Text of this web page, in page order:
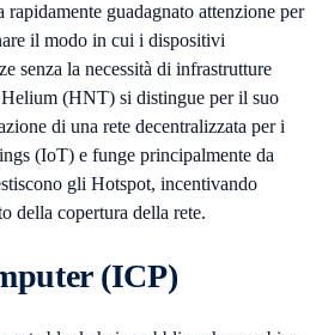
rapidamente guadagnato attenzione per
il modo in cui i dispositivi
senza la necessità di infrastrutture
(HNT) si distingue per il suo
di una rete decentralizzata per i
(IoT) e funge principalmente da
gli Hotspot, incentivando
della copertura della rete.
(ICP)